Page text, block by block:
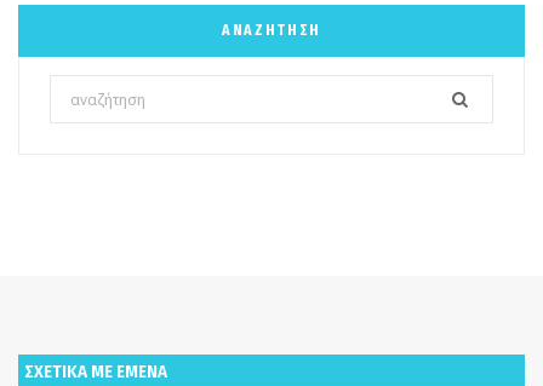
ΑΝΑΖΉΤΗΣΗ
Search
for:
ΣΧΕΤΙΚΑ ΜΕ ΕΜΕΝΑ